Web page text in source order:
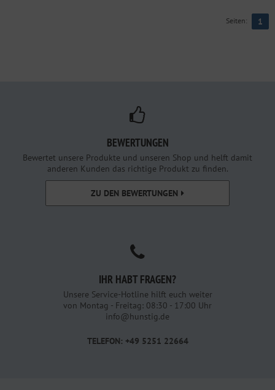
Seiten: 1
BEWERTUNGEN
Bewertet unsere Produkte und unseren Shop und helft damit
anderen Kunden das richtige Produkt zu finden.
ZU DEN BEWERTUNGEN
IHR HABT FRAGEN?
Unsere Service-Hotline hilft euch weiter
von Montag - Freitag: 08:30 - 17:00 Uhr
info@hunstig.de
TELEFON: +49 5251 22664